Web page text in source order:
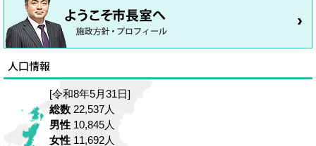
[令和8年5月31日]
総数 22,537人
男性 10,845人
女性 11,692人